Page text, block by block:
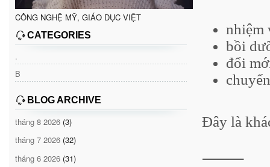
CÔNG NGHỆ MỸ, GIÁO DỤC VIỆT
CATEGORIES
.
B
BLOG ARCHIVE
tháng 8 2026 (3)
tháng 7 2026 (32)
tháng 6 2026 (31)
nhiệm
bồi
đổi
Đây là
⸻